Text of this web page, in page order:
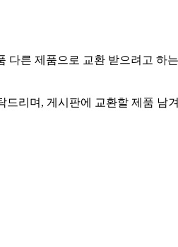
다른 제품으로 교환 받으려고 하
리며, 게시판에 교환할 제품 남